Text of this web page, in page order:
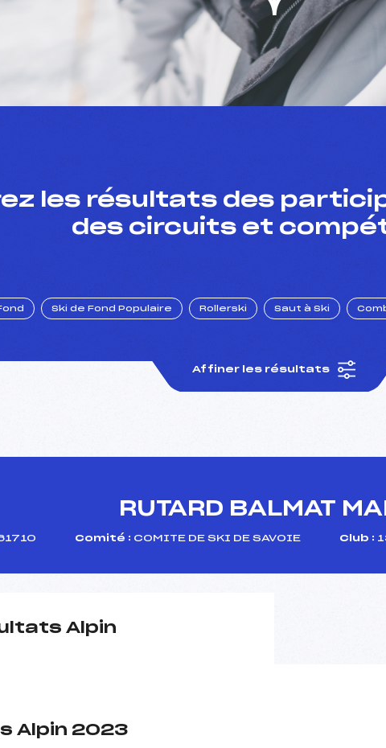
les résultats des
des circuits et
Ski de Fond Populaire Rollerski Saut à Ski
Affiner les résultats
RUTARD BALMAT
Comité : COMITE DE SKI DE SAVOIE Club :
Alpin
Alpin 2023